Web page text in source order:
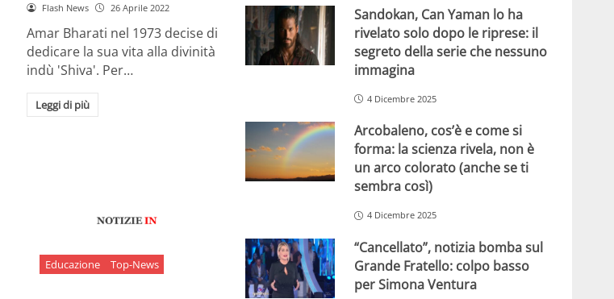
Flash News 26 Aprile 2022
Amar Bharati nel 1973 decise di
dedicare la sua vita alla divinità
indù 'Shiva'. Per…
Leggi di più
Educazione Top-News
Sandokan, Can Yaman lo ha
rivelato solo dopo le riprese: il
segreto della serie che nessuno
immagina
4 Dicembre 2025
Arcobaleno, cos’è e come si
forma: la scienza rivela, non è
un arco colorato (anche se ti
sembra così)
4 Dicembre 2025
“Cancellato”, notizia bomba sul
Grande Fratello: colpo basso
per Simona Ventura